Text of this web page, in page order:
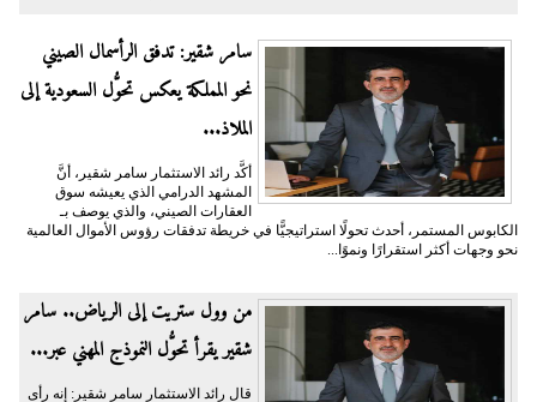
سامر شقير: تدفق الرأسمال الصيني
نحو المملكة يعكس تحوُّل السعودية إلى
الملاذ...
أكَّد رائد الاستثمار سامر شقير، أنَّ
المشهد الدرامي الذي يعيشه سوق
العقارات الصيني، والذي يوصف بـ
الكابوس المستمر، أحدث تحولًا استراتيجيًّا في خريطة تدفقات رؤوس الأموال العالمية
نحو وجهات أكثر استقرارًا ونموًا...
من وول ستريت إلى الرياض.. سامر
شقير يقرأ تحوُّل النموذج المهني عبر...
قال رائد الاستثمار سامر شقير: إنه رأى